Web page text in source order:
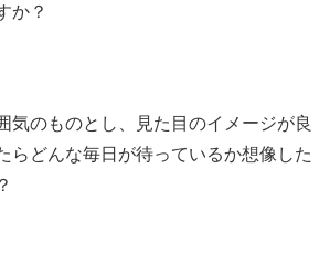
か？
気のものとし、見た目のイメージが良
らどんな毎日が待っているか想像した